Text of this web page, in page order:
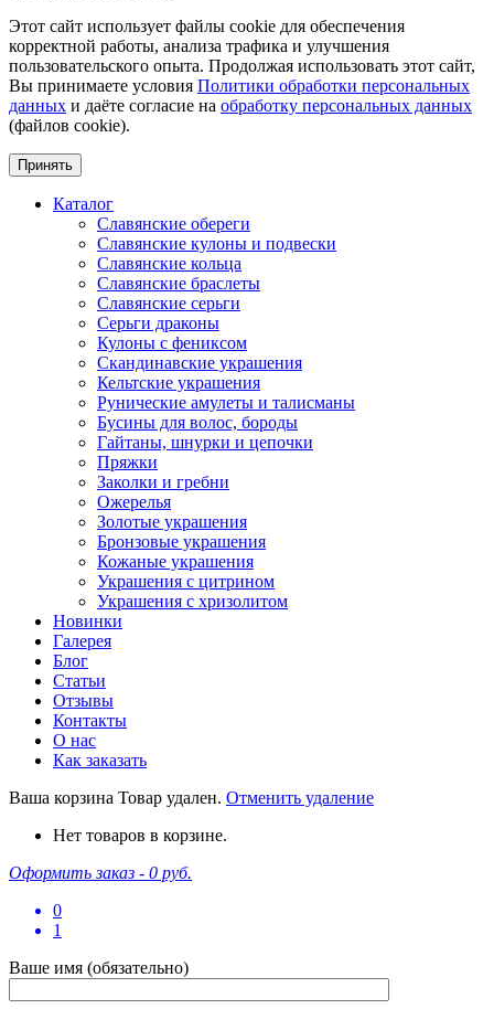
Этот сайт использует файлы cookie для обеспечения
корректной работы, анализа трафика и улучшения
пользовательского опыта. Продолжая использовать этот сайт,
Вы принимаете условия Политики обработки персональных
данных и даёте согласие на обработку персональных данных
(файлов cookie).
Принять
Каталог
Славянские обереги
Славянские кулоны и подвески
Славянские кольца
Славянские браслеты
Славянские серьги
Серьги драконы
Кулоны с фениксом
Скандинавские украшения
Кельтские украшения
Рунические амулеты и талисманы
Бусины для волос, бороды
Гайтаны, шнурки и цепочки
Пряжки
Заколки и гребни
Ожерелья
Золотые украшения
Бронзовые украшения
Кожаные украшения
Украшения с цитрином
Украшения с хризолитом
Новинки
Галерея
Блог
Статьи
Отзывы
Контакты
О нас
Как заказать
Ваша корзина Товар удален. Отменить удаление
Нет товаров в корзине.
Оформить заказ - 0 руб.
0
1
Ваше имя (обязательно)